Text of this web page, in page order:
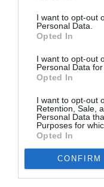
I want to opt-out
Personal Data.
Opted In
I want to opt-out
Personal Data
Opted In
I want to opt-out
Retention, Sale,
Personal Data
Purposes for
Opted In
CONFIRM
Articolul anterior
Valentin
(646 voturi): E
Următorul articol
Angajat ca
soţia